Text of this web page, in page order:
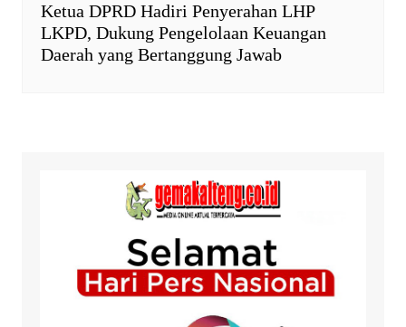
Ketua DPRD Hadiri Penyerahan LHP
LKPD, Dukung Pengelolaan Keuangan
Daerah yang Bertanggung Jawab